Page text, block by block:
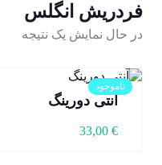
فردریش انگلس
در حال نمایش یک نتیجه
ناموجود
آنتی دورینگ
33,00 €